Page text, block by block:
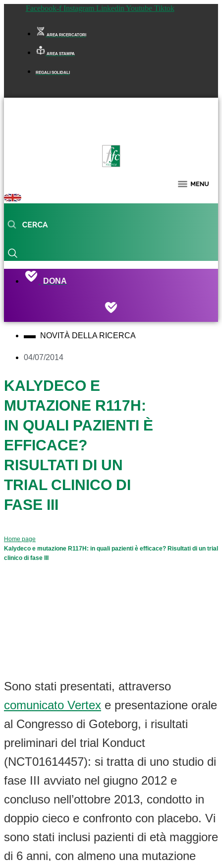
Facebook-f Instagram Linkedin Youtube Tiktok
AREA RICERCATORI
AREA STAMPA
REGALI SOLIDALI
DONA
NOVITÀ DELLA RICERCA
04/07/2014
KALYDECO E
MUTAZIONE R117H:
IN QUALI PAZIENTI È
EFFICACE?
RISULTATI DI UN
TRIAL CLINICO DI
FASE III
Home page
Kalydeco e mutazione R117H: in quali pazienti è efficace? Risultati di un trial
clinico di fase III
Sono stati presentati, attraverso
comunicato Vertex e presentazione orale
al Congresso di Goteborg, i risultati
preliminari del trial Konduct
(NCT01614457): si tratta di uno studio di
fase III avviato nel giugno 2012 e
concluso nell’ottobre 2013, condotto in
doppio cieco e confronto con placebo. Vi
sono stati inclusi pazienti di età maggiore
di 6 anni, con almeno una mutazione